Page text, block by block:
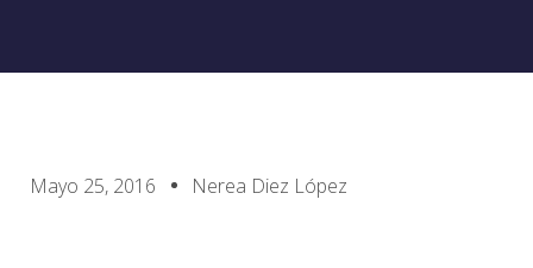
Mayo 25, 2016 Nerea Diez López